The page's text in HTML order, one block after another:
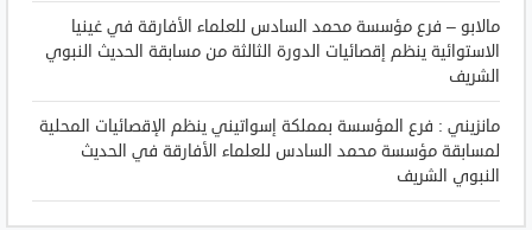
مالابو – فرع مؤسسة محمد السادس للعلماء الأفارقة في غينيا
الاستوائية ينظم إقصائيات الدورة الثالثة من مسابقة الحديث النبوي
الشريف
مانزيني : فرع المؤسسة بمملكة إسواتيني ينظم الإقصائيات المحلية
لمسابقة مؤسسة محمد السادس للعلماء الأفارقة في الحديث
النبوي الشريف